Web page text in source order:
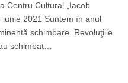
Centru Cultural „Iacob
iunie 2021 Suntem în anul
schimbare. Revoluţiile
schimbat…